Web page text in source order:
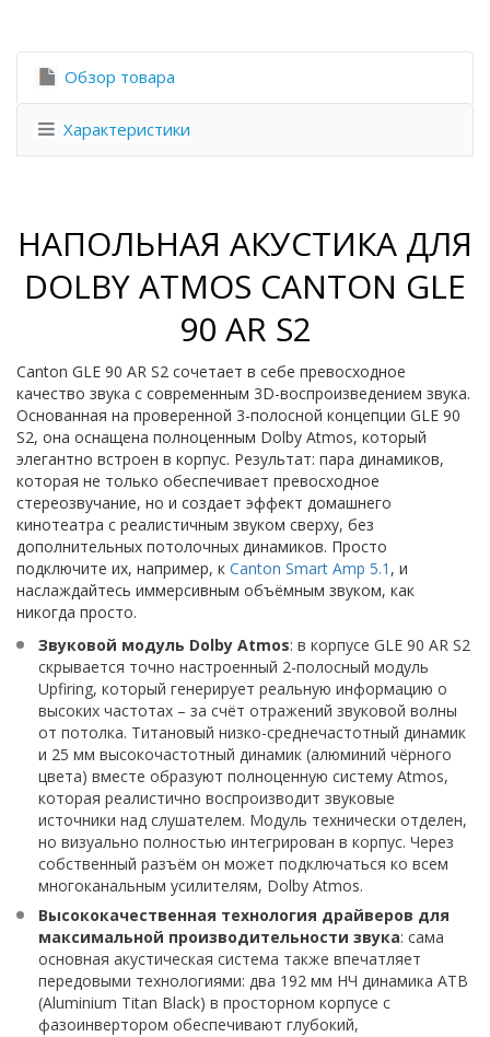
Обзор товара
Характеристики
НАПОЛЬНАЯ АКУСТИКА ДЛЯ
DOLBY ATMOS CANTON GLE
90 AR S2
Canton GLE 90 AR S2 сочетает в себе превосходное
качество звука с современным 3D-воспроизведением звука.
Основанная на проверенной 3-полосной концепции GLE 90
S2, она оснащена полноценным Dolby Atmos, который
элегантно встроен в корпус. Результат: пара динамиков,
которая не только обеспечивает превосходное
стереозвучание, но и создает эффект домашнего
кинотеатра с реалистичным звуком сверху, без
дополнительных потолочных динамиков. Просто
подключите их, например, к Canton Smart Amp 5.1 , и
наслаждайтесь иммерсивным объёмным звуком, как
никогда просто.
Звуковой модуль Dolby Atmos: в корпусе GLE 90 AR S2
скрывается точно настроенный 2-полосный модуль
Upfiring, который генерирует реальную информацию о
высоких частотах – за счёт отражений звуковой волны
от потолка. Титановый низко-среднечастотный динамик
и 25 мм высокочастотный динамик (алюминий чёрного
цвета) вместе образуют полноценную систему Atmos,
которая реалистично воспроизводит звуковые
источники над слушателем. Модуль технически отделен,
но визуально полностью интегрирован в корпус. Через
собственный разъём он может подключаться ко всем
многоканальным усилителям, Dolby Atmos.
Высококачественная технология драйверов для
максимальной производительности звука: сама
основная акустическая система также впечатляет
передовыми технологиями: два 192 мм НЧ динамика ATB
(Aluminium Titan Black) в просторном корпусе с
фазоинвертором обеспечивают глубокий,